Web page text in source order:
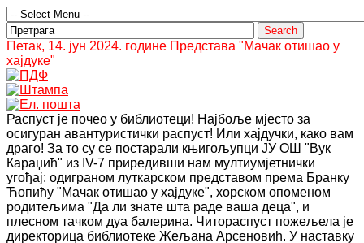
Петак, 14. јун 2024. године Представа "Мачак отишао у
хајдуке"
Распуст је почео у библиотеци! Најбоље мјесто за
осигуран авантуристички распуст! Или хајдучки, како вам
драго! За то су се постарали књигољупци ЈУ ОШ "Вук
Караџић" из IV-7 приредивши нам мултиумјетнички
угођај: одиграном луткарском представом према Бранку
Ћопићу "Мачак отишао у хајдуке", хорском опоменом
родитељима "Да ли знате шта раде ваша деца", и
плесном тачком дуа балерина. Читораспуст пожељела је
директорица библиотеке Жељана Арсеновић. У наставку